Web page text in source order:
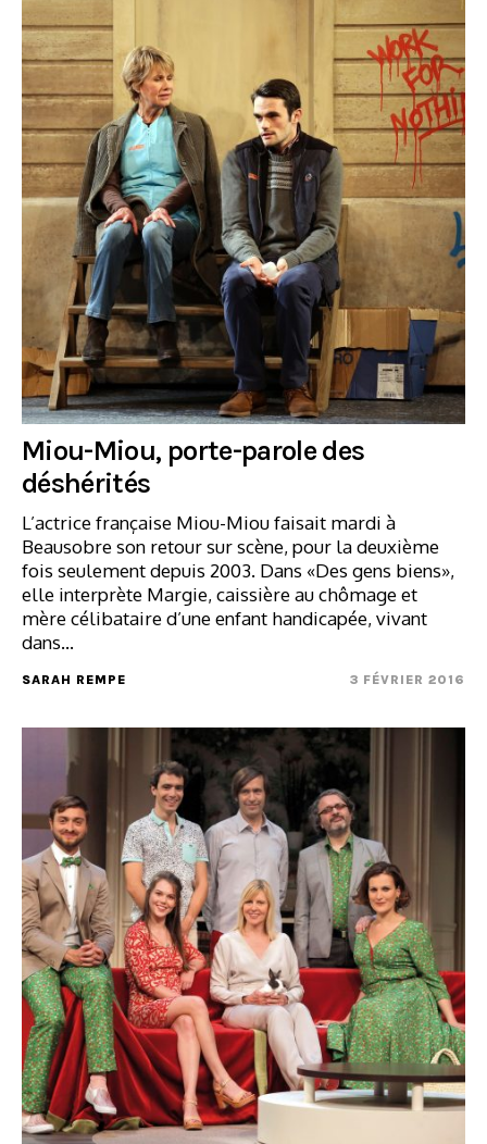
Miou-Miou, porte-parole des
déshérités
L’actrice française Miou-Miou faisait mardi à
Beausobre son retour sur scène, pour la deuxième
fois seulement depuis 2003. Dans «Des gens biens»,
elle interprète Margie, caissière au chômage et
mère célibataire d’une enfant handicapée, vivant
dans…
SARAH REMPE 3 FÉVRIER 2016